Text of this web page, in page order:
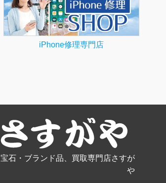
iPhone修理専門店
宝石・ブランド品、買取専門店さすが
や